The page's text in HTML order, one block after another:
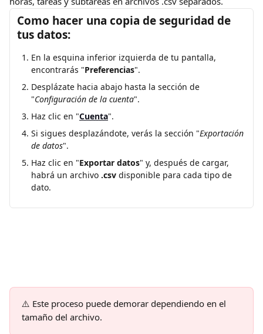
Como hacer una copia de seguridad de
tus datos:
En la esquina inferior izquierda de tu pantalla,
encontrarás "Preferencias".
Desplázate hacia abajo hasta la sección de
"Configuración de la cuenta".
Haz clic en "Cuenta".
Si sigues desplazándote, verás la sección "Exportación
de datos".
Haz clic en "Exportar datos" y, después de cargar,
habrá un archivo .csv disponible para cada tipo de
dato.
⚠️ Este proceso puede demorar dependiendo en el
tamaño del archivo.